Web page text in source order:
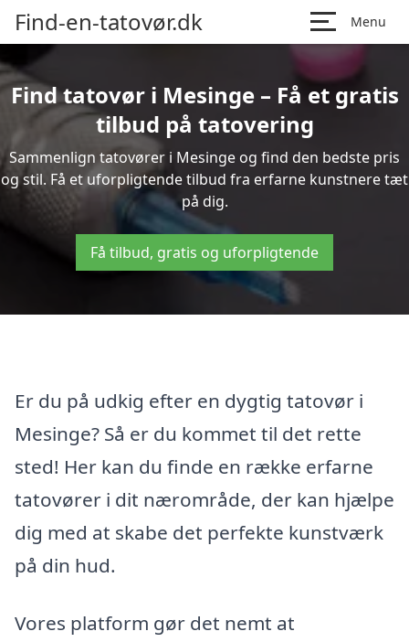
Find-en-tatovør.dk Menu
Find tatovør i Mesinge – Få et gratis
tilbud på tatovering
Sammenlign tatovører i Mesinge og find den bedste pris
og stil. Få et uforpligtende tilbud fra erfarne kunstnere tæt
på dig.
Få tilbud, gratis og uforpligtende
Er du på udkig efter en dygtig tatovør i
Mesinge? Så er du kommet til det rette
sted! Her kan du finde en række erfarne
tatovører i dit nærområde, der kan hjælpe
dig med at skabe det perfekte kunstværk
på din hud.
Vores platform gør det nemt at